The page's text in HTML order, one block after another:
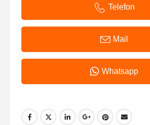
Telefon
Mail
Whatsapp